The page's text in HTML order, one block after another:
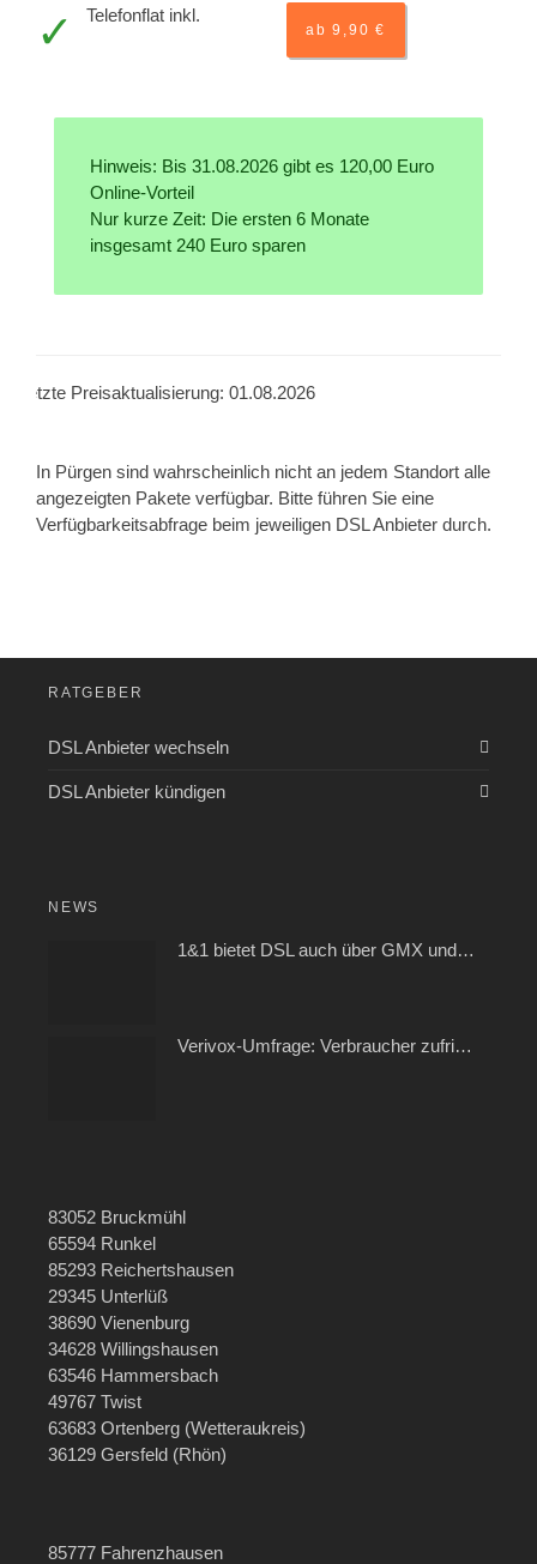
Telefonflat inkl.
ab 9,90 €
Hinweis: Bis 31.08.2026 gibt es 120,00 Euro
Online-Vorteil
Nur kurze Zeit: Die ersten 6 Monate
insgesamt 240 Euro sparen
Letzte Preisaktualisierung: 01.08.2026
In Pürgen sind wahrscheinlich nicht an jedem Standort alle
angezeigten Pakete verfügbar. Bitte führen Sie eine
Verfügbarkeitsabfrage beim jeweiligen DSL Anbieter durch.
RATGEBER
DSL Anbieter wechseln
DSL Anbieter kündigen
NEWS
1&1 bietet DSL auch über GMX und WEB.DE
Verivox-Umfrage: Verbraucher zufrieden mit ihrem Kabel- und Internetanbieter
83052 Bruckmühl
65594 Runkel
85293 Reichertshausen
29345 Unterlüß
38690 Vienenburg
34628 Willingshausen
63546 Hammersbach
49767 Twist
63683 Ortenberg (Wetteraukreis)
36129 Gersfeld (Rhön)
85777 Fahrenzhausen